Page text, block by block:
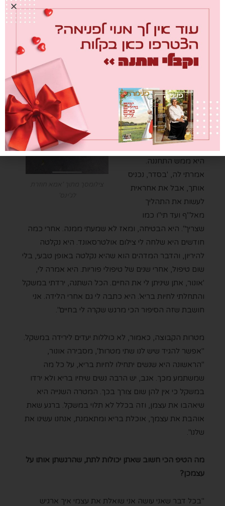
שהיא לא יכולה לשכוח.
"בחורה כתבה לי הודעה
יום לפני סדנה, כשכל
הכרטיסים נמכרו, 'אני
כבר כמה שנים בטיפולי
למשקל שיא ואמרו לי
שאני חייבת לעשות עכשיו
הפסקה בטיפולים ולרדת
במשקל. בבקשה תכניסו
אותי, אני חייבת את זה'.
היא ממש התחננה.
אמרתי לה, 'בסדר, נכניס
אותך, אבל את אחראית
לעשות את התהליך
מאל"ף ועד תי"ו כמו
שצריך". היא הבטיחה, ומאז לא שמעתי ממנה. אחרי כמה
חודשים היא שלחה לי צילום אולטרסאונד. היא נקלטה
להיריון, והדבר המדהים הוא שהיא נקלטה באופן טבעי, בלי
שום טיפול, אחרי שנים של טיפולי פוריות. היא אמרה לי,
'אונור, אתן שיניתן לי את החיים. הכל השתנה, ירדתי במשקל
והתחלתי לחיות בריא'. היא כתבה לי גם אחרי הלידה. אני
חושבת שזה הסיפור הכי מרגש שקרה לי בחיים".
מטרות הקבוצה, כאמור, לא כוללות יעדים לירידה במשקל.
"אפשר להגיד שיש לנו שתי מטרות", מסבירה אונור,
"הראשונה היא שנשים יתחילו לחיות בריא, על כל מה
שמשתמע מכך. אגב, יש הרבה נשים שיחיו בריא ולא ירדו
במשקל כי אין להן שום צורך בכך. המטרה השנייה היא
שיאהבו את עצמן, וזה בכלל לא תלוי במשקל. ברגע שאת
אוהבת את עצמך, אוכלת בריא ומתאמנת, אנחנו עשינו את
שלנו".
מה הטיפ הכי חשוב שאתן יכולות לתת, שהרגשתן אותו על
עצמכן?
"בכל דבר שאני עושה אני שואלת את עצמי איך ארגיש